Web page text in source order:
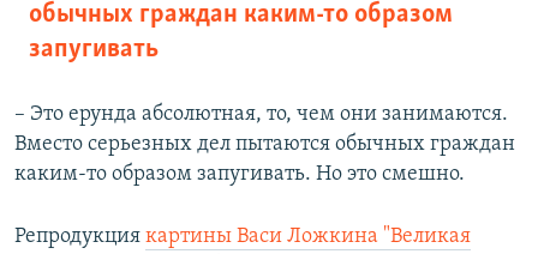
обычных граждан каким-то образом
запугивать
– Это ерунда абсолютная, то, чем они занимаются.
Вместо серьезных дел пытаются обычных граждан
каким-то образом запугивать. Но это смешно.
Репродукция картины Васи Ложкина "Великая